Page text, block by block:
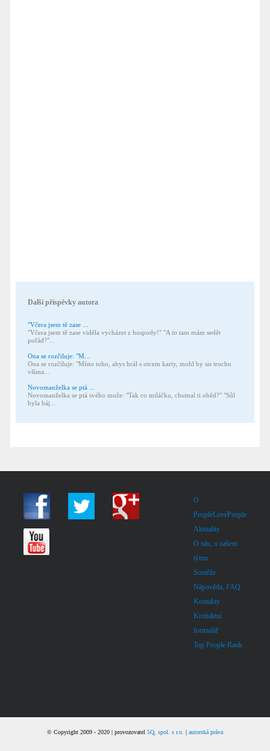
Další příspěvky autora
"Včera jsem tě zase ...
"Včera jsem tě zase viděla vycházet z hospody!" "A to tam mám sedět
pořád?"...
Ona se rozčiluje: "M...
Ona se rozčiluje: "Místo toho, abys hrál s otcem karty, mohl by sis trochu
všíma...
Novomanželka se ptá ...
Novomanželka se ptá svého muže: "Tak co miláčku, chutnal ti oběd?" "Sůl
byla báj...
O
PeopleLovePeople
Aktuality
O nás, o našem
týmu
Soutěže
Nápověda, FAQ
Kontakty
Kontaktní
formulář
Top People Rank
© Copyright 2009 - 2020 | provozovatel 5Q, spol. s r.o. autorská práva